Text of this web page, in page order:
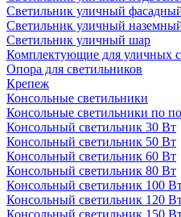
Светильник уличный
Светильник уличный
Cветильник уличный шар
Комплектующие для уличных
Опора для светильников
Крепеж
Консольные светильники
Консольные светильники по
Консольный светильник 30 Вт
Консольный светильник 50 Вт
Консольный светильник 60 Вт
Консольный светильник 80 Вт
Консольный светильник 100
Консольный светильник 120
Консольный светильник 150